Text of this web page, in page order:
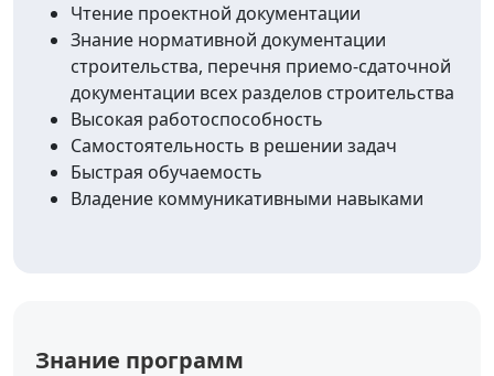
Чтение проектной документации
Знание нормативной документации
строительства, перечня приемо-сдаточной
документации всех разделов строительства
Высокая работоспособность
Самостоятельность в решении задач
Быстрая обучаемость
Владение коммуникативными навыками
Знание программ